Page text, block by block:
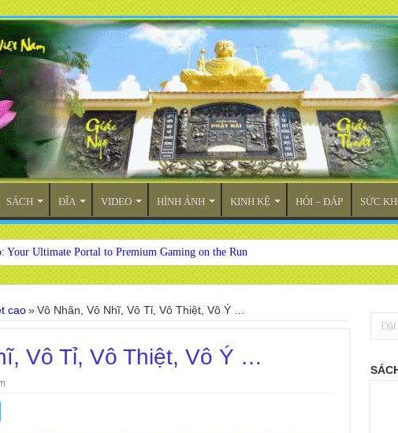
SÁCH ĐĨA VIDEO HÌNH ẢNH KINH KỆ HỎI – ĐÁP SỨC
Your Ultimate Portal to Premium Gaming on the Run
cao » Vô Nhãn, Vô Nhĩ, Vô Tỉ, Vô Thiệt, Vô Ý …
Vô Tỉ, Vô Thiệt, Vô Ý …